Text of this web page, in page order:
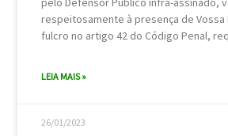
respeitosamente à presença de Vossa
fulcro no artigo 42 do Código Penal,
LEIA MAIS »
26/01/2023